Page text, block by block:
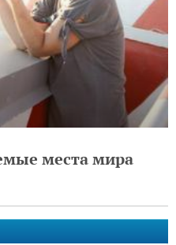
места мира